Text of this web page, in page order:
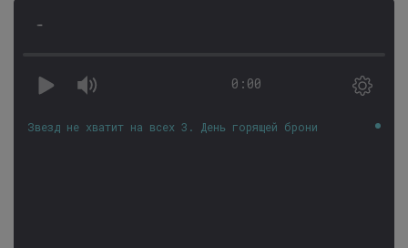
-
0:00
Звезд не хватит на всех 3. День горящей брони